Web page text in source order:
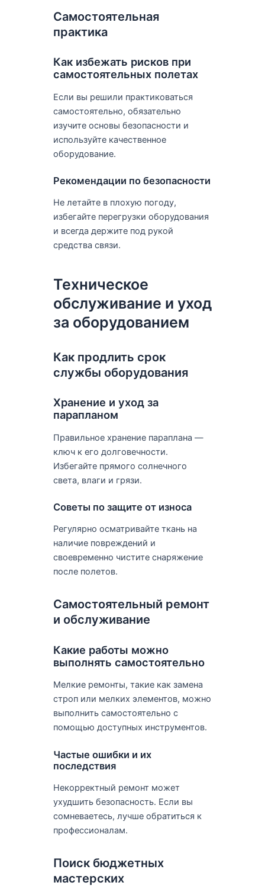
Самостоятельная
практика
Как избежать рисков при
самостоятельных полетах
Если вы решили практиковаться
самостоятельно, обязательно
изучите основы безопасности и
используйте качественное
оборудование.
Рекомендации по безопасности
Не летайте в плохую погоду,
избегайте перегрузки оборудования
и всегда держите под рукой
средства связи.
Техническое
обслуживание и уход
за оборудованием
Как продлить срок
службы оборудования
Хранение и уход за
парапланом
Правильное хранение параплана —
ключ к его долговечности.
Избегайте прямого солнечного
света, влаги и грязи.
Советы по защите от износа
Регулярно осматривайте ткань на
наличие повреждений и
своевременно чистите снаряжение
после полетов.
Самостоятельный ремонт
и обслуживание
Какие работы можно
выполнять самостоятельно
Мелкие ремонты, такие как замена
строп или мелких элементов, можно
выполнить самостоятельно с
помощью доступных инструментов.
Частые ошибки и их
последствия
Некорректный ремонт может
ухудшить безопасность. Если вы
сомневаетесь, лучше обратиться к
профессионалам.
Поиск бюджетных
мастерских